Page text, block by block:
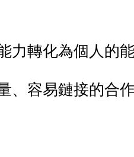
力轉化為個人的
、容易鏈接的合